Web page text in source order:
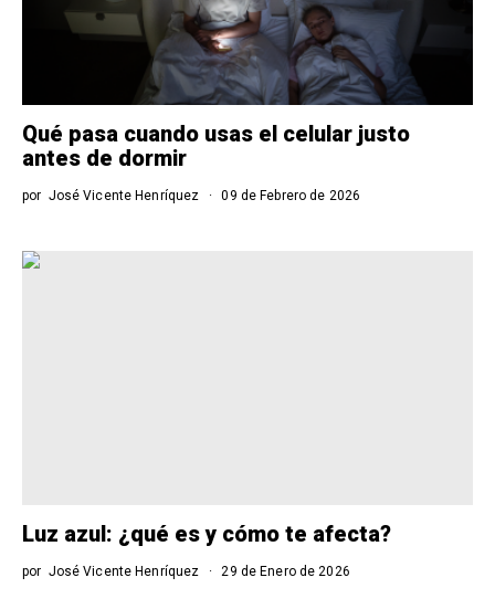
Qué pasa cuando usas el celular justo
antes de dormir
por José Vicente Henríquez 09 de Febrero de 2026
Luz azul: ¿qué es y cómo te afecta?
por José Vicente Henríquez 29 de Enero de 2026